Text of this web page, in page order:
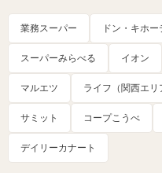
業務スーパー ドン・キホー
スーパーみらべる イオン
マルエツ ライフ（関西エリ
サミット コープこうべ
デイリーカナート